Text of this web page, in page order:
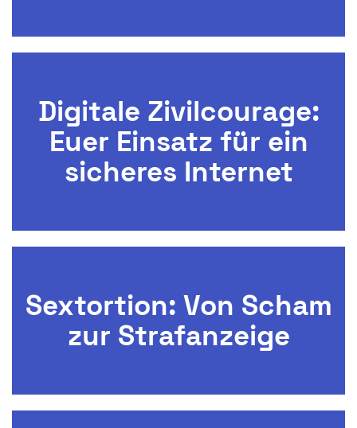
Digitale Zivilcourage:
Euer Einsatz für ein
sicheres Internet
Sextortion: Von Scham
zur Strafanzeige